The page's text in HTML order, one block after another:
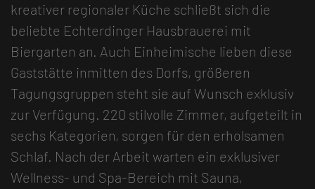
kreativer regionaler Küche schließt sich die
beliebte Echterdinger Hausbrauerei mit
Biergarten an. Auch Einheimische lieben diese
Gaststätte inmitten des Dorfs, größeren
Tagungsgruppen steht sie auf Wunsch exklusiv
zur Verfügung. 220 stilvolle Zimmer, aufgeteilt in
sechs Kategorien, sorgen für den erholsamen
Schlaf. Nach der Arbeit warten ein exklusiver
Wellness- und Spa-Bereich mit Sauna,